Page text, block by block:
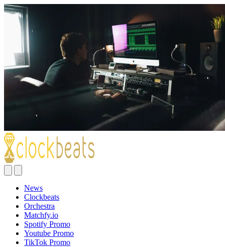
News
Clockbeats
Orchestra
Matchfy.io
Spotify Promo
Youtube Promo
TikTok Promo